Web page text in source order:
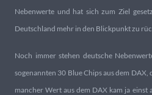
Nebenwerte und hat sich zum Ziel
Deutschland mehr in den Blickpunkt zu
Noch immer stehen deutsche
sogenannten 30 Blue Chips aus dem
mancher Wert aus dem DAX kam ja